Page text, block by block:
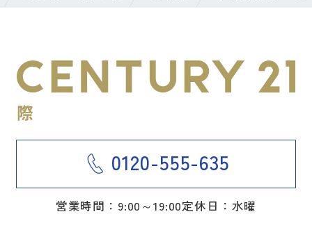
0120-555-635
営業時間：9:00～19:00定休日：水曜